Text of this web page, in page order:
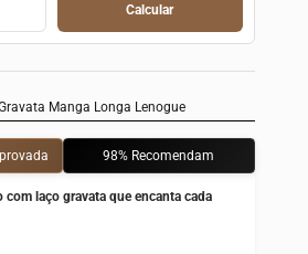
Calcular
Manga Longa Lenogue
98% Recomendam
laço gravata que encanta cada